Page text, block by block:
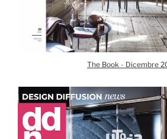
The Book - Dicembre